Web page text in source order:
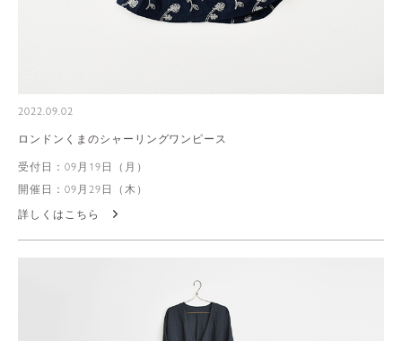
2022.09.02
ロンドンくまのシャーリングワンピース
受付日：09月19日（月）
開催日：09月29日（木）
詳しくはこちら